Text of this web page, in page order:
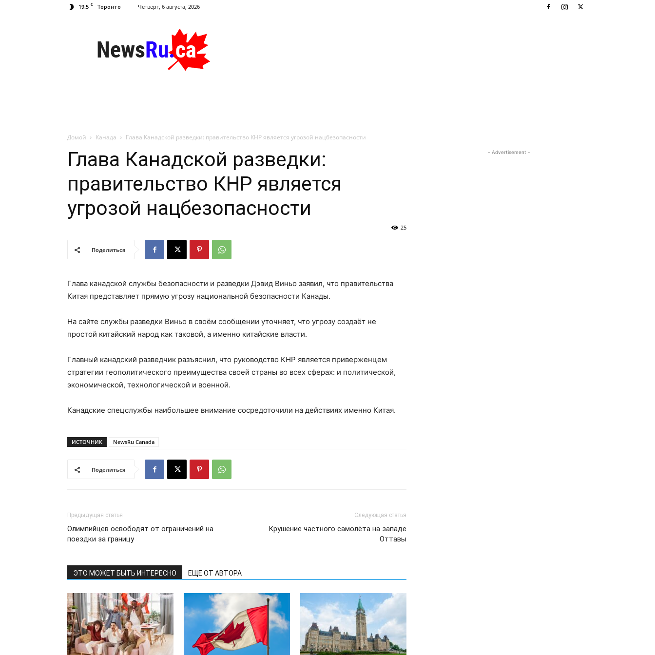
19.5 C Торонто Четверг, 6 августа, 2026
NewsRu.Ca
Домой Канада Глава Канадской разведки: правительство КНР является угрозой нацбезопасности
Глава Канадской разведки:
правительство КНР является
угрозой нацбезопасности
25
Поделиться
Глава канадской службы безопасности и разведки Дэвид Виньо заявил, что правительства
Китая представляет прямую угрозу национальной безопасности Канады.
На сайте службы разведки Виньо в своём сообщении уточняет, что угрозу создаёт не
простой китайский народ как таковой, а именно китайские власти.
Главный канадский разведчик разъяснил, что руководство КНР является приверженцем
стратегии геополитического преимущества своей страны во всех сферах: и политической,
экономической, технологической и военной.
Канадские спецслужбы наибольшее внимание сосредоточили на действиях именно Китая.
ИСТОЧНИК NewsRu Canada
Поделиться
Предыдущая статья
Олимпийцев освободят от ограничений на
поездки за границу
Следующая статья
Крушение частного самолёта на западе
Оттавы
ЭТО МОЖЕТ БЫТЬ ИНТЕРЕСНО ЕЩЕ ОТ АВТОРА
- Advertisement -